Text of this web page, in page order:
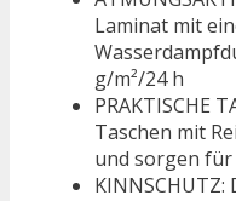
Laminat mit
g/m²/24 h
PRAKTISCHE
Taschen mit
und sorgen
KINNSCHUTZ: